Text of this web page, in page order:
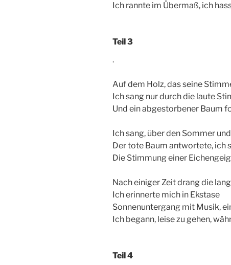
Ich rannte im Übermaß, ich
Teil 3
.
Auf dem Holz, das seine
Ich sang nur durch die laute
Und ein abgestorbener Baum
Ich sang, über den Sommer
Der tote Baum antwortete, ich
Die Stimmung einer
Nach einiger Zeit drang die
Ich erinnerte mich in Ekstase
Sonnenuntergang mit Musik,
Ich begann, leise zu gehen,
Teil 4